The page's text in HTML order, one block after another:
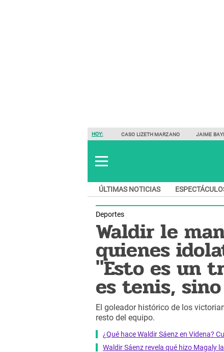
HOY: CASO LIZETH MARZANO JAIME
ÚLTIMAS NOTICIAS
Deportes
Waldir le
quienes
"Esto es un
es tenis,
El goleador histórico de los
resto del equipo.
¿Qué hace Waldir Sáenz en Videna?
Waldir Sáenz revela qué hizo Magaly